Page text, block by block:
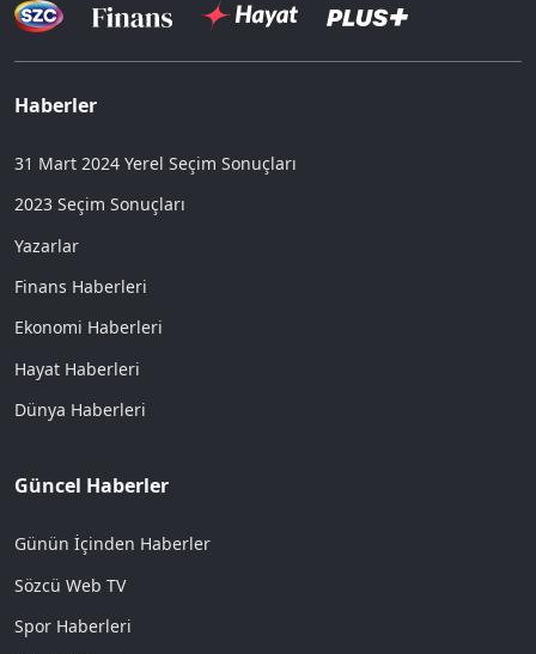
Haberler
31 Mart 2024 Yerel Seçim Sonuçları
2023 Seçim Sonuçları
Yazarlar
Finans Haberleri
Ekonomi Haberleri
Hayat Haberleri
Dünya Haberleri
Güncel Haberler
Günün İçinden Haberler
Sözcü Web TV
Spor Haberleri